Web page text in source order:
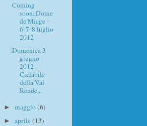
Coming
soon..Dome
de Miage -
6-7-8 luglio
2012
Domenica 3
giugno
2012 -
Ciclabile
della Val
Rende...
► maggio(6)
► aprile(13)